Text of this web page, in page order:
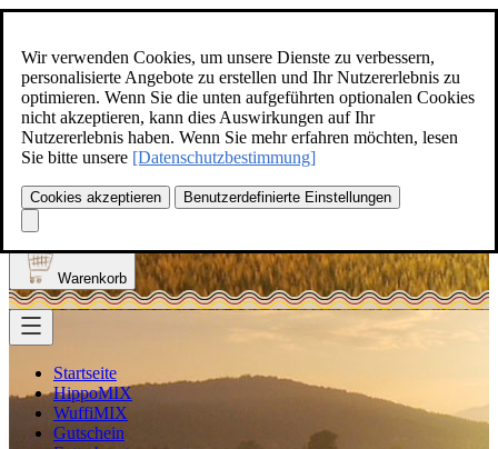
Wir verwenden Cookies, um unsere Dienste zu verbessern,
personalisierte Angebote zu erstellen und Ihr Nutzererlebnis zu
optimieren. Wenn Sie die unten aufgeführten optionalen Cookies
nicht akzeptieren, kann dies Auswirkungen auf Ihr
Nutzererlebnis haben. Wenn Sie mehr erfahren möchten, lesen
Sie bitte unsere [Datenschutzbestimmung]
Cookies akzeptieren Benutzerdefinierte Einstellungen
Zum Inhalt springen
+49(0)5129-308
Produkt finden
0
Warenkorb
Startseite
HippoMIX
WuffiMIX
Gutschein